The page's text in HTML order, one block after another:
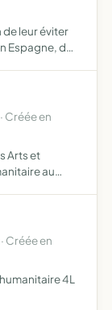
de leur éviter
Espagne, des
Créée en
Arts et
au
Créée en
4L